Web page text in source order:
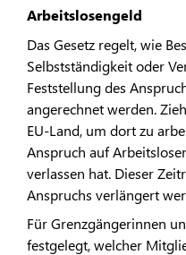
Arbeitslosengeld
Das Gesetz regelt, wie
Selbstständigkeit oder
Feststellung des
angerechnet werden.
EU-Land, um dort zu
Anspruch auf
verlassen hat. Dieser
Anspruchs verlängert
Für Grenzgängerinnen
festgelegt, welcher